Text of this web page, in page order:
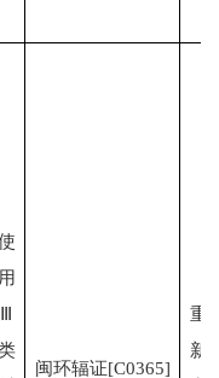
用
Ⅲ
闽环辐证[C0365]
重
新